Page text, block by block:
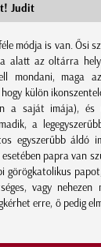
Judit
módja is van. Ősi
alatt az oltárra
mondani, maga
hogy külön
a saját imája), és
a
egyszerűbb áldó
papra van
görögkatolikus
vagy nehezen
erre, ő pedig